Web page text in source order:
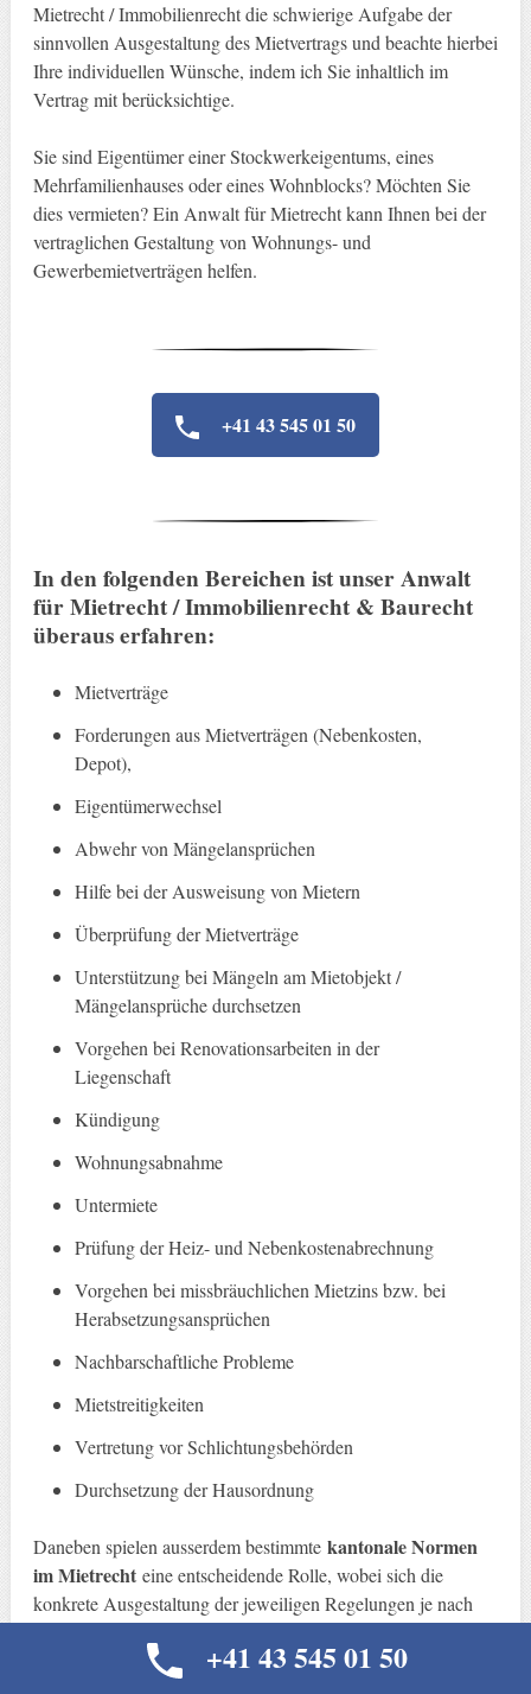
Mietrecht / Immobilienrecht die schwierige Aufgabe der
sinnvollen Ausgestaltung des Mietvertrags und beachte hierbei
Ihre individuellen Wünsche, indem ich Sie inhaltlich im
Vertrag mit berücksichtige.
Sie sind Eigentümer einer Stockwerkeigentums, eines
Mehrfamilienhauses oder eines Wohnblocks? Möchten Sie
dies vermieten? Ein Anwalt für Mietrecht kann Ihnen bei der
vertraglichen Gestaltung von Wohnungs- und
Gewerbemietverträgen helfen.
+41 43 545 01 50
In den folgenden Bereichen ist unser Anwalt
für Mietrecht / Immobilienrecht & Baurecht
überaus erfahren:
Mietverträge
Forderungen aus Mietverträgen (Nebenkosten,
Depot),
Eigentümerwechsel
Abwehr von Mängelansprüchen
Hilfe bei der Ausweisung von Mietern
Überprüfung der Mietverträge
Unterstützung bei Mängeln am Mietobjekt /
Mängelansprüche durchsetzen
Vorgehen bei Renovationsarbeiten in der
Liegenschaft
Kündigung
Wohnungsabnahme
Untermiete
Prüfung der Heiz- und Nebenkostenabrechnung
Vorgehen bei missbräuchlichen Mietzins bzw. bei
Herabsetzungsansprüchen
Nachbarschaftliche Probleme
Mietstreitigkeiten
Vertretung vor Schlichtungsbehörden
Durchsetzung der Hausordnung
Daneben spielen ausserdem bestimmte kantonale Normen
im Mietrechteine entscheidende Rolle, wobei sich die
konkrete Ausgestaltung der jeweiligen Regelungen je nach
Sie interkantonal über diese besonderenkantonalen
+41 43 545 01 50